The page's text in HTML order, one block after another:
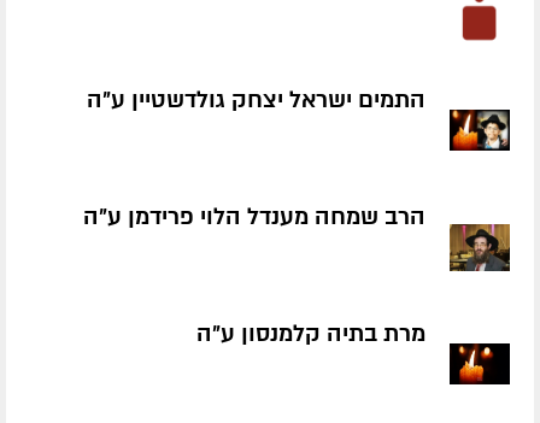
התמים ישראל יצחק גולדשטיין ע״ה
הרב שמחה מענדל הלוי פרידמן ע״ה
מרת בתיה קלמנסון ע״ה